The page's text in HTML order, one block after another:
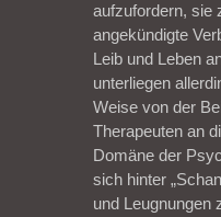
aufzufordern, sie
angekündigte
Leib und Leben
unterliegen
Weise von der
Therapeuten an
Domäne der
sich hinter
und Leugnungen